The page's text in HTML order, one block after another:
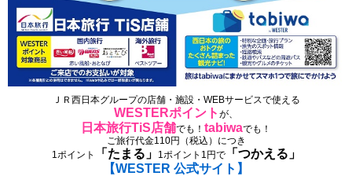
ＪＲ西日本グループの店舗・施設・WEBサービスで使える
WESTERポイント が、
日本旅行TiS店舗でも！ tabiwaでも！
ご旅行代金110円（税込）につき
1ポイント
「たまる」 1ポイント1円で「つかえる」
【WESTER 公式サイト】